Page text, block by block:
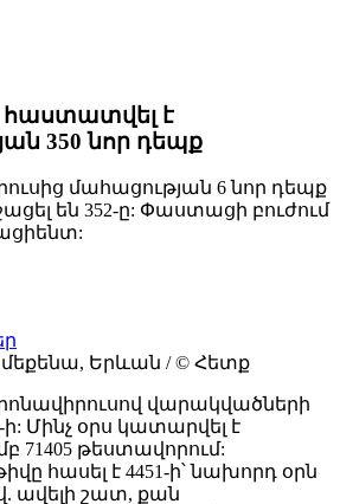
է
350 նոր դեպք
մահացության 6 նոր դեպք
են 352-ը: Փաստացի բուժում
Երևան / © Հետք
վարակվածների
ի: Մինչ օրս կատարվել է
71405 թեստավորում:
հասել է 4451-ի՝ նախորդ օրն
ավելի շատ, քան